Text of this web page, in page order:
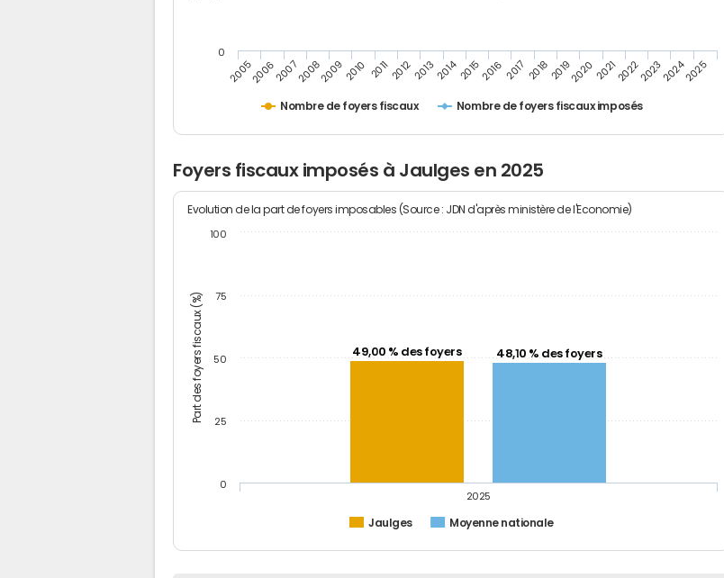
Nombre de foyers fiscaux Nombre de foyers fiscaux imposés
200520062007200820092010 201120122013201420152016 2017 20182019202020212022202320242025
0
Foyers fiscaux imposés à Jaulges en 2025
Part des foyers fiscaux (%)
Evolution de la part de foyers imposables (Source : JDN d'après ministère de l'Economie)
49,00 % des foyers 48,10 % des foyers
Jaulges Moyenne nationale
2025
0
25
50
75
100